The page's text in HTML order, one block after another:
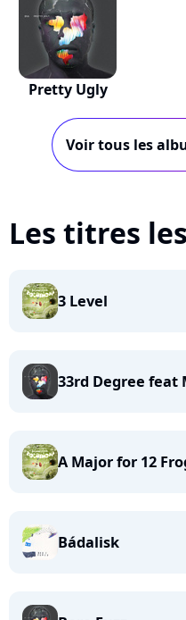
Pretty Ugly
Voir tous les
Les titres
3 Level
33rd Degree feat
A Major for 12
Bádalisk